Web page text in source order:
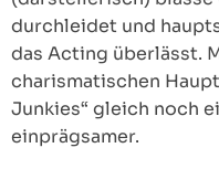
durchleidet und
das Acting überlässt.
charismatischen
Junkies“ gleich noch
einprägsamer.